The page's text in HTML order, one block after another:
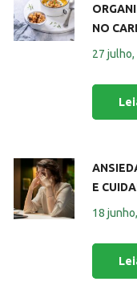
NO
27 julho,
E
18